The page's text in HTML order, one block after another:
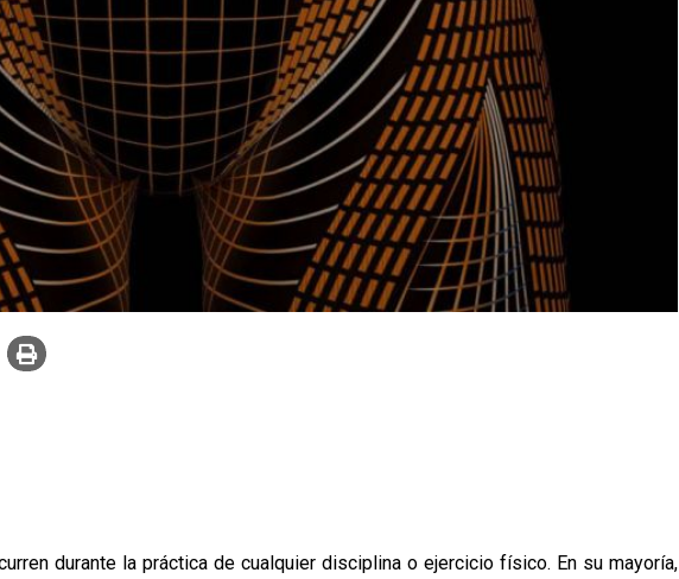
durante la práctica de cualquier disciplina o ejercicio físico. En su mayoría,